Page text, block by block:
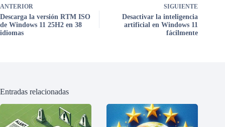
ANTERIOR
Descarga la versión RTM ISO
de Windows 11 25H2 en 38
idiomas
SIGUIENTE
Desactivar la inteligencia
artificial en Windows 11
fácilmente
Entradas relacionadas